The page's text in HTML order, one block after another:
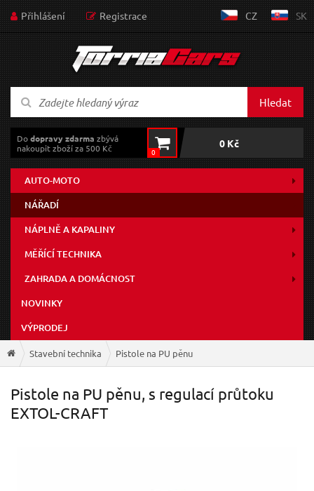
Přihlášení Registrace CZ SK
Hledat
Dodopravy zdarma zbývá
nakoupit zboží za 500 Kč
0
0 Kč
AUTO-MOTO
NÁŘADÍ
NÁPLNĚ A KAPALINY
MĚŘÍCÍ TECHNIKA
ZAHRADA A DOMÁCNOST
NOVINKY
VÝPRODEJ
Stavební technika Pistole na PU pěnu
Pistole na PU pěnu, s regulací průtoku
EXTOL-CRAFT